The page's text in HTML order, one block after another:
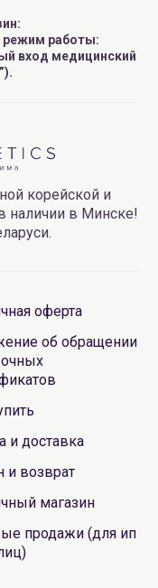
режим работы:
вход медицинский
корейской и
наличии в Минске!
оферта
об обращении
и доставка
и возврат
магазин
продажи (для ип